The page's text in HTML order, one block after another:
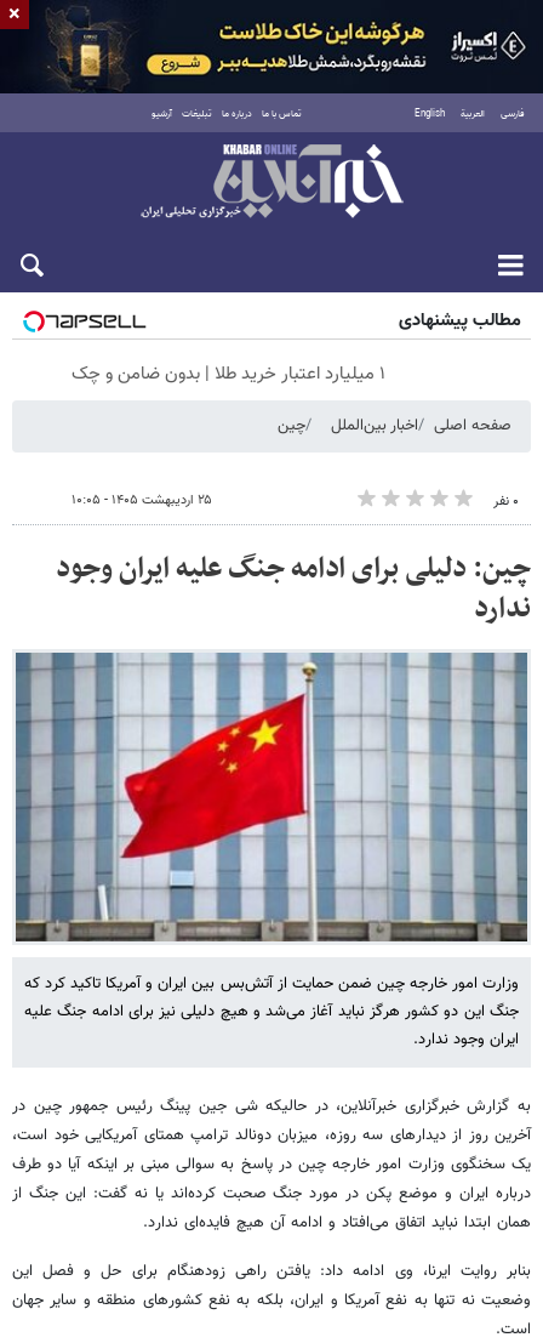
فارسی العربية English تماس با ما درباره ما تبلیغات آرشیو
جمعه ۱۶ مرداد ۱۴۰۵
مطالب پیشنهادی
۱ میلیارد اعتبار خرید طلا | بدون ضامن و چک
صفحه اصلی اخبار بین‌الملل چین
۰ نفر ۲۵ اردیبهشت ۱۴۰۵ - ۱۰:۰۵
چین: دلیلی برای ادامه جنگ علیه ایران وجود
ندارد
وزارت امور خارجه چین ضمن حمایت از آتش‌بس بین ایران و آمریکا تاکید کرد که
جنگ این دو کشور هرگز نباید آغاز می‌شد و هیچ دلیلی نیز برای ادامه جنگ علیه
ایران وجود ندارد.
به گزارش خبرگزاری خبرآنلاین، در حالیکه شی جین پینگ رئیس جمهور چین در
آخرین روز از دیدارهای سه روزه، میزبان دونالد ترامپ همتای آمریکایی خود است،
یک سخنگوی وزارت امور خارجه چین در پاسخ به سوالی مبنی بر اینکه آیا دو طرف
درباره ایران و موضع پکن در مورد جنگ صحبت کرده‌اند یا نه گفت: این جنگ از
همان ابتدا نباید اتفاق می‌افتاد و ادامه آن هیچ فایده‌ای ندارد.
بنابر روایت ایرنا، وی ادامه داد: یافتن راهی زودهنگام برای حل و فصل این
وضعیت نه تنها به نفع آمریکا و ایران، بلکه به نفع کشورهای منطقه و سایر جهان
است.
×